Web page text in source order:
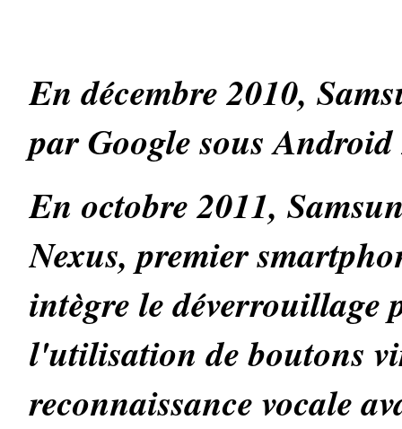
En décembre 2010,
par Google sous
En octobre 2011,
Nexus, premier
intègre le déverrouillage
l'utilisation de boutons
reconnaissance vocale